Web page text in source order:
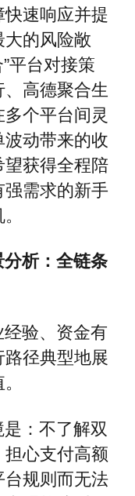
速响应并提
的风险敞
平台对接策
高德聚合生
个平台间灵
动带来的收
望获得全程陪
需求的新手
析：全链条
验、资金有
路径典型地展
：不了解双
心支付高额
规则而无法